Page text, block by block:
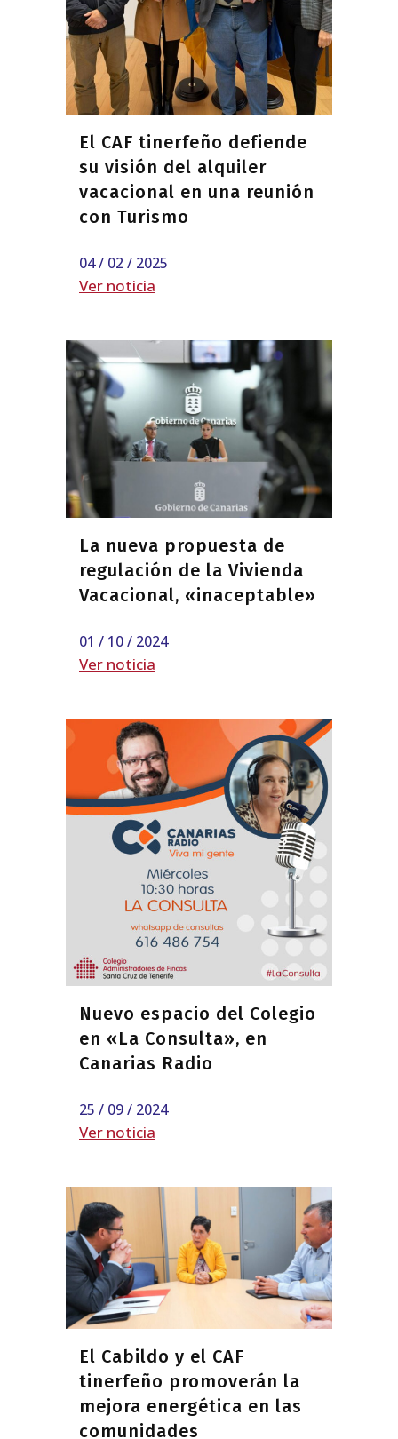
El CAF tinerfeño defiende
su visión del alquiler
vacacional en una reunión
con Turismo
04 / 02 / 2025
Ver noticia
La nueva propuesta de
regulación de la Vivienda
Vacacional, «inaceptable»
01 / 10 / 2024
Ver noticia
Nuevo espacio del Colegio
en «La Consulta», en
Canarias Radio
25 / 09 / 2024
Ver noticia
El Cabildo y el CAF
tinerfeño promoverán la
mejora energética en las
comunidades